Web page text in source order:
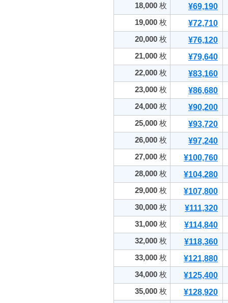
18,000 枚
¥69,190
19,000 枚
¥72,710
20,000 枚
¥76,120
21,000 枚
¥79,640
22,000 枚
¥83,160
23,000 枚
¥86,680
24,000 枚
¥90,200
25,000 枚
¥93,720
26,000 枚
¥97,240
27,000 枚
¥100,760
28,000 枚
¥104,280
29,000 枚
¥107,800
30,000 枚
¥111,320
31,000 枚
¥114,840
32,000 枚
¥118,360
33,000 枚
¥121,880
34,000 枚
¥125,400
35,000 枚
¥128,920